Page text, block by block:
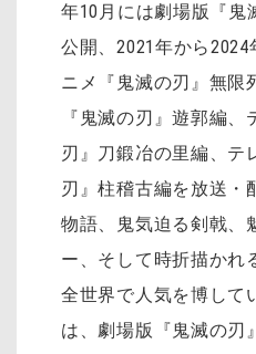
年10月には劇場版『鬼
公開、2021年から
ニメ『鬼滅の刃』無限
『鬼滅の刃』遊郭編
刃』刀鍛冶の里編、テ
刃』柱稽古編を放送・
物語、鬼気迫る剣戟、
ー、そして時折描かれ
全世界で人気を博して
は、劇場版『鬼滅の刃